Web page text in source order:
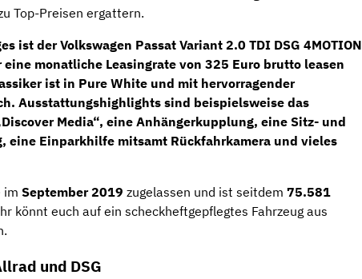
Top-Preisen ergattern.
ist derVolkswagen Passat Variant 2.0 TDI DSG 4MOTION
monatliche Leasingrate von 325 Euro brutto leasen
ist in Pure White und mit hervorragender
Ausstattungshighlights sind beispielsweise das
Media“, eine Anhängerkupplung, eine Sitz- und
eine Einparkhilfe mitsamt Rückfahrkamera und vieles
im September 2019 zugelassen und ist seitdem 75.581
könnt euch auf ein scheckheftgepflegtes Fahrzeug aus
und DSG